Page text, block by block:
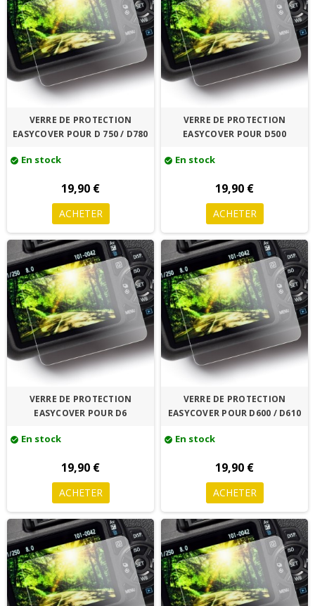
VERRE DE PROTECTION
EASYCOVER POUR D 750 / D780
check_circle En stock
19,90 €
ACHETER
VERRE DE PROTECTION
EASYCOVER POUR D500
check_circle En stock
19,90 €
ACHETER
VERRE DE PROTECTION
EASYCOVER POUR D6
check_circle En stock
19,90 €
ACHETER
VERRE DE PROTECTION
EASYCOVER POUR D600 / D610
check_circle En stock
19,90 €
ACHETER